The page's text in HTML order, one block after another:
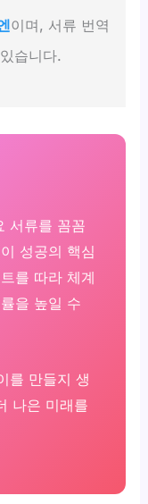
이며, 서류 번역
습니다.
서류를 꼼꼼
성공의 핵심
를 따라 체계
을 높일 수
를 만들지 생
나은 미래를